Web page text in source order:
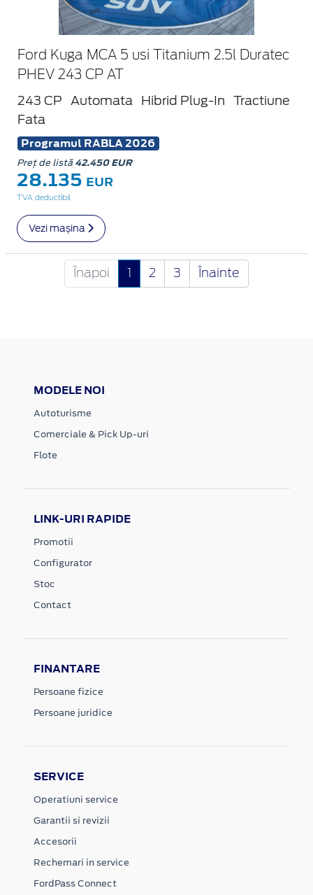
Ford Kuga MCA 5 usi Titanium 2.5l Duratec
PHEV 243 CP AT
243 CP Automata Hibrid Plug-In
Tractiune
Fata
Programul RABLA 2026
Preț de listă42.450 EUR
28.135 EUR
TVA deductibil
Vezi mașina
Înapoi 2 3 Înainte
MODELE NOI
Autoturisme
Comerciale & Pick Up-uri
Flote
LINK-URI RAPIDE
Promotii
Configurator
Stoc
Contact
FINANTARE
Persoane fizice
Persoane juridice
SERVICE
Operatiuni service
Garantii si revizii
Accesorii
Rechemari in service
FordPass Connect